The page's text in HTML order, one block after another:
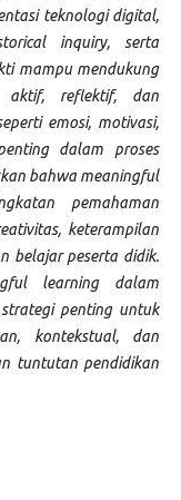
teknologi digital,
inquiry, serta
mampu mendukung
aktif, reflektif, dan
emosi, motivasi,
dalam proses
bahwa meaningful
pemahaman
keterampilan
belajar peserta didik.
learning dalam
penting untuk
kontekstual, dan
tuntutan pendidikan